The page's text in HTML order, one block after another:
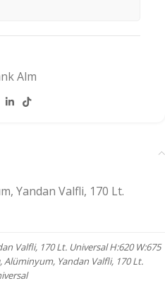
Alm
Yandan Valfli, 170 Lt.
Valfli, 170 Lt. Universal H:620 W:675
Alüminyum, Yandan Valfli, 170 Lt.